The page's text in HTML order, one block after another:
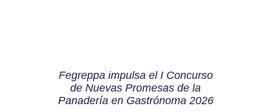
Fegreppa impulsa el I Concurso
de Nuevas Promesas de la
Panadería en Gastrónoma 2026